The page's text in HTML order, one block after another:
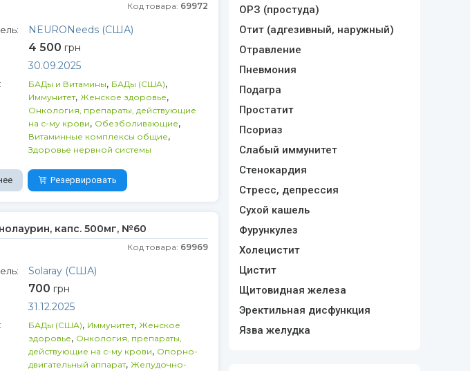
Код товара: 69972
NEURONeeds (США)
4 500 грн
30.09.2025
БАДы и Витамины, БАДы (США),
Иммунитет, Женское здоровье,
Онкология, препараты, действующие
на с-му крови, Обезболивающие,
Витаминные комплексы общие,
Здоровье нервной системы
Резервировать
капс. 500мг, №60
Код товара: 69969
Solaray (США)
700 грн
31.12.2025
БАДы (США), Иммунитет, Женское
здоровье, Онкология, препараты,
действующие на с-му крови, Опорно-
двигательный аппарат, Желудочно-
ОРЗ (простуда)
Отит (адгезивный, наружный)
Отравление
Пневмония
Подагра
Простатит
Псориаз
Слабый иммунитет
Стенокардия
Стресс, депрессия
Сухой кашель
Фурункулез
Холецистит
Цистит
Щитовидная железа
Эректильная дисфункция
Язва желудка